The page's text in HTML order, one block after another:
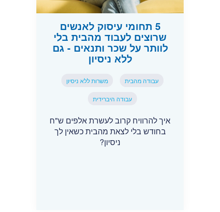
5 תחומי עיסוק לאנשים
שרוצים לעבוד מהבית בלי
לוותר על שכר ותנאים - גם
ללא ניסיון
עבודה מהבית משרות ללא ניסיון
עבודה היברידית
איך להרוויח קרוב לעשרת אלפים ש"ח
בחודש בלי לצאת מהבית כשאין לך
ניסיון?